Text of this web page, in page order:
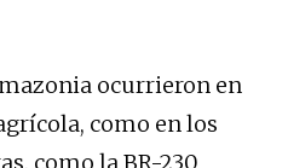
ocurrieron en
como en los